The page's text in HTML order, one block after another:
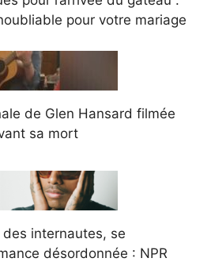
pour votre mariage
de Glen Hansard filmée
sa mort
internautes, se
désordonnée : NPR